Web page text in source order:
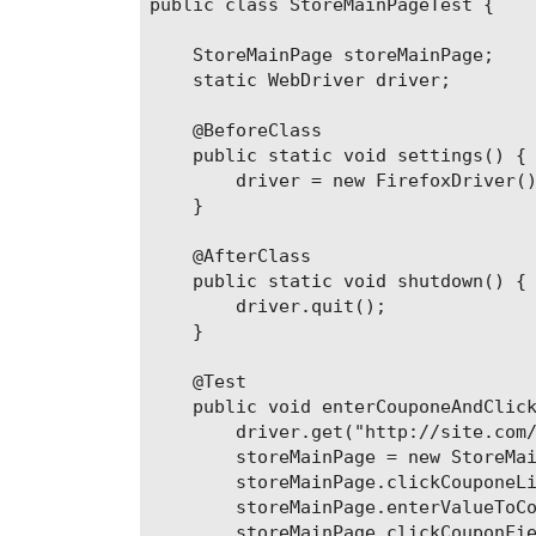
        </dependency>
        <dependency>
<artifactId>allure-
        <dependency>
<artifactId>allure-
        </dependency>
        <dependency>
<groupId>org.aspectj</
    StoreMainPage storeMainPage;
    static WebDriver driver;
    @BeforeClass
    public static void settings() {
driver = new
    }
    @AfterClass
    public static void shutdown() {
        driver.quit();
    }
    @Test
public void
driver.get("http://
storeMainPage = new